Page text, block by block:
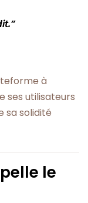
à
ses utilisateurs
sa solidité
le